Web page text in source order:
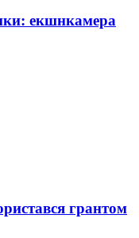
екшнкамера
грантом